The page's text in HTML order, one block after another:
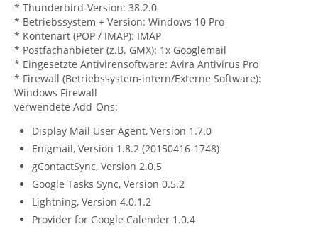
* Thunderbird-Version: 38.2.0
* Betriebssystem + Version: Windows 10 Pro
* Kontenart (POP / IMAP): IMAP
* Postfachanbieter (z.B. GMX): 1x Googlemail
* Eingesetzte Antivirensoftware: Avira Antivirus Pro
* Firewall (Betriebssystem-intern/Externe Software):
Windows Firewall
verwendete Add-Ons:
Display Mail User Agent, Version 1.7.0
Enigmail, Version 1.8.2 (20150416-1748)
gContactSync, Version 2.0.5
Google Tasks Sync, Version 0.5.2
Lightning, Version 4.0.1.2
Provider for Google Calender 1.0.4